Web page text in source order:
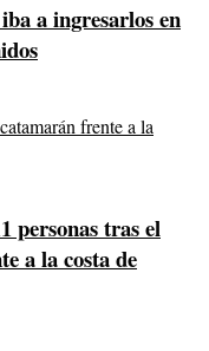
a ingresarlos en
personas tras el
a la costa de